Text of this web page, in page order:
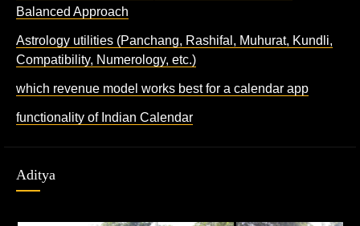
Balanced Approach
Astrology utilities (Panchang, Rashifal, Muhurat, Kundli,
Compatibility, Numerology, etc.)
which revenue model works best for a calendar app
functionality of Indian Calendar
Aditya